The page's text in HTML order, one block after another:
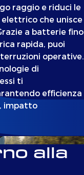
raggio e riduci le
elettrico che unisce
a batterie fino
rapida, puoi
operative.
di
ti
efficienza
impatto
alla